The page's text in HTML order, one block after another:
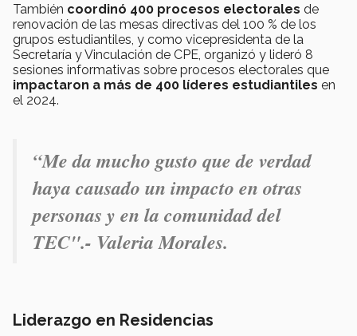
También coordinó 400 procesos electorales de
renovación de las mesas directivas del 100 % de los
grupos estudiantiles, y como vicepresidenta de la
Secretaría y Vinculación de CPE, organizó y lideró 8
sesiones informativas sobre procesos electorales que
impactaron a más de 400 líderes estudiantiles en
el 2024.
“Me da mucho gusto que de verdad
haya causado un impacto en otras
personas y en la comunidad del
TEC".- Valeria Morales.
Liderazgo en Residencias